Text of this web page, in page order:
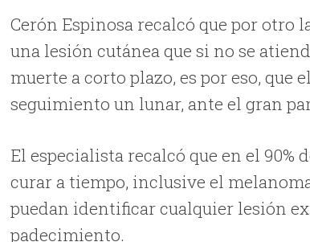
Cerón Espinosa recalcó que por otro
una lesión cutánea que si no se
muerte a corto plazo, es por eso,
seguimiento un lunar, ante el gran
El especialista recalcó que en el 90%
curar a tiempo, inclusive el
puedan identificar cualquier lesión
padecimiento.